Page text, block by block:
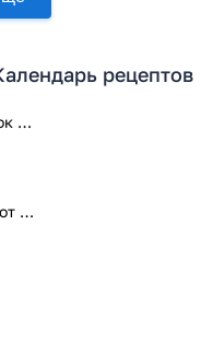
рецептов
Мой ежедневник: список дел
WeNote: заметки блокнот планер